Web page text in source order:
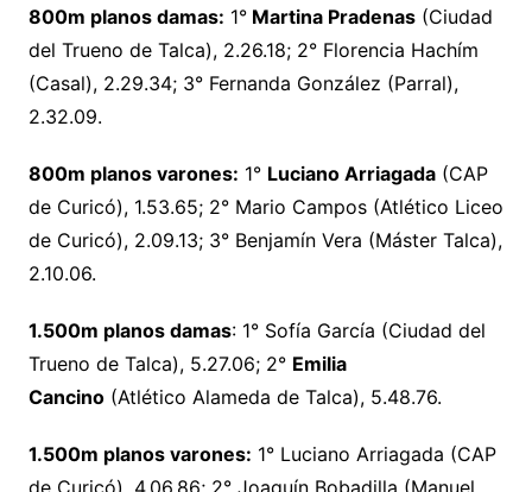
800m planos damas: 1°Martina Pradenas(Ciudad
del Trueno de Talca), 2.26.18; 2° Florencia Hachím
(Casal), 2.29.34; 3° Fernanda González (Parral),
2.32.09.
800m planos varones: 1° Luciano Arriagada(CAP
de Curicó), 1.53.65; 2° Mario Campos (Atlético Liceo
de Curicó), 2.09.13; 3° Benjamín Vera (Máster Talca),
2.10.06.
1.500m planos damas: 1° Sofía García (Ciudad del
Trueno de Talca), 5.27.06; 2° Emilia
Cancino(Atlético Alameda de Talca), 5.48.76.
1.500m planos varones: 1° Luciano Arriagada (CAP